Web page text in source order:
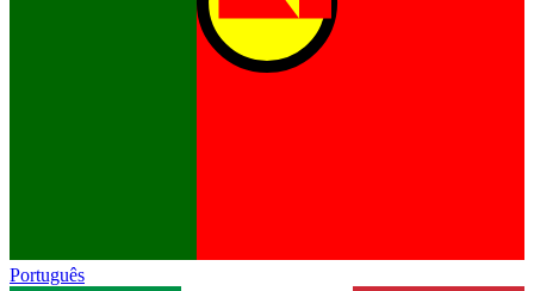
Português